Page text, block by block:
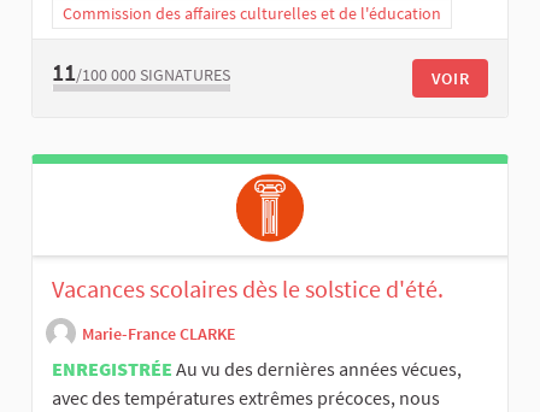
Commission des affaires culturelles et de l'éducation
11/100 000 SIGNATURES VOIR
Vacances scolaires dès le solstice d'été.
Marie-France CLARKE
ENREGISTRÉE Au vu des dernières années vécues,
avec des températures extrêmes précoces, nous